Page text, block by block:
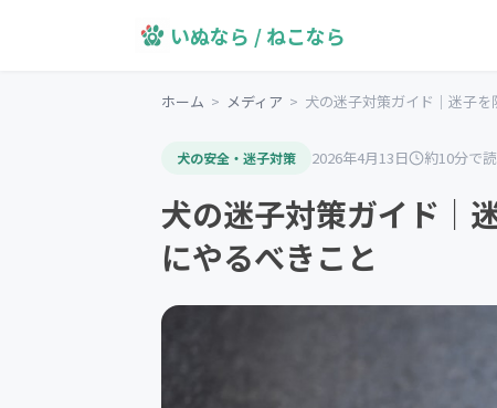
いぬなら / ねこなら
ホーム > メディア > 犬の迷子対策ガイド｜迷子
犬の安全・迷子対策 2026年4月13日 約10分で
犬の迷子対策ガイド｜
にやるべきこと